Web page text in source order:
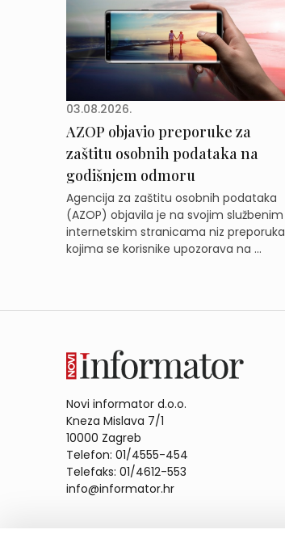
03.08.2026.
AZOP objavio preporuke za
zaštitu osobnih podataka na
godišnjem odmoru
Agencija za zaštitu osobnih podataka
(AZOP) objavila je na svojim službenim
internetskim stranicama niz preporuka
kojima se korisnike upozorava na ...
Novi informator d.o.o.
Kneza Mislava 7/1
10000 Zagreb
Telefon: 01/4555-454
Telefaks: 01/4612-553
info@informator.hr